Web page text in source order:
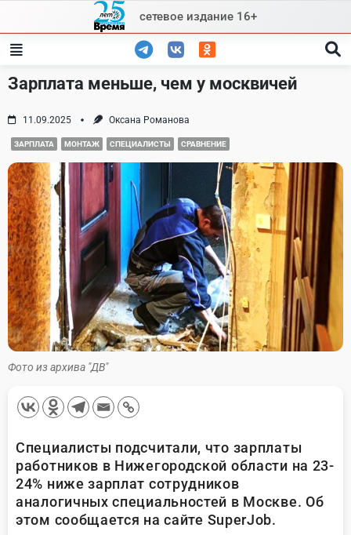
content
сетевое издание 16+
Зарплата меньше, чем у москвичей
11.09.2025 Оксана Романова
ЗАРПЛАТА МОНТАЖ СПЕЦИАЛИСТЫ СРАВНЕНИЕ
Фото из архива "ДВ"
Специалисты подсчитали, что зарплаты
работников в Нижегородской области на 23-
24% ниже зарплат сотрудников
аналогичных специальностей в Москве. Об
этом сообщается на сайте SuperJob.